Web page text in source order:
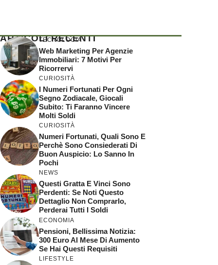
ARTICOLI RECENTI
TECNOLOGIA
Web Marketing Per Agenzie
Immobiliari: 7 Motivi Per
Ricorrervi
CURIOSITÀ
I Numeri Fortunati Per Ogni
Segno Zodiacale, Giocali
Subito: Ti Faranno Vincere
Molti Soldi
CURIOSITÀ
Numeri Fortunati, Quali Sono E
Perchè Sono Consiederati Di
Buon Auspicio: Lo Sanno In
Pochi
NEWS
Questi Gratta E Vinci Sono
Perdenti: Se Noti Questo
Dettaglio Non Comprarlo,
Perderai Tutti I Soldi
ECONOMIA
Pensioni, Bellissima Notizia:
300 Euro Al Mese Di Aumento
Se Hai Questi Requisiti
LIFESTYLE